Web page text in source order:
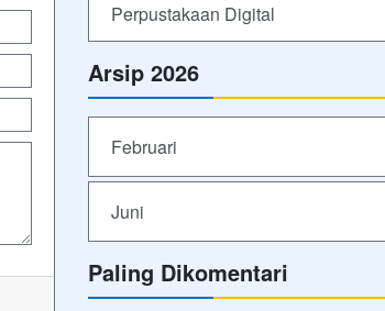
Perpustakaan Digital
Arsip 2026
Februari
Juni
Paling Dikomentari